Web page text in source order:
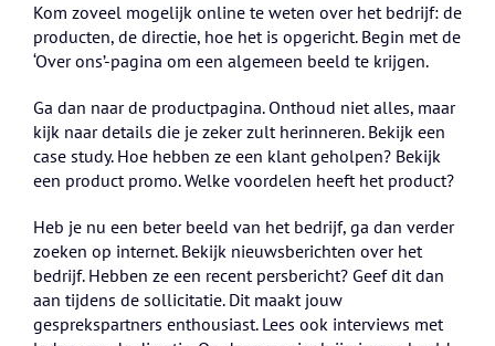
Kom zoveel mogelijk online te weten over het bedrijf: de
producten, de directie, hoe het is opgericht. Begin met de
‘Over ons’-pagina om een algemeen beeld te krijgen.
Ga dan naar de productpagina. Onthoud niet alles, maar
kijk naar details die je zeker zult herinneren. Bekijk een
case study. Hoe hebben ze een klant geholpen? Bekijk
een product promo. Welke voordelen heeft het product?
Heb je nu een beter beeld van het bedrijf, ga dan verder
zoeken op internet. Bekijk nieuwsberichten over het
bedrijf. Hebben ze een recent persbericht? Geef dit dan
aan tijdens de sollicitatie. Dit maakt jouw
gesprekspartners enthousiast. Lees ook interviews met